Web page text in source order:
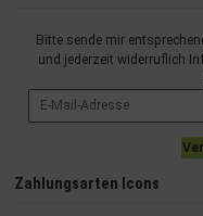
Bitte sende mir
und jederzeit widerruflich
Zahlungsarten Icons